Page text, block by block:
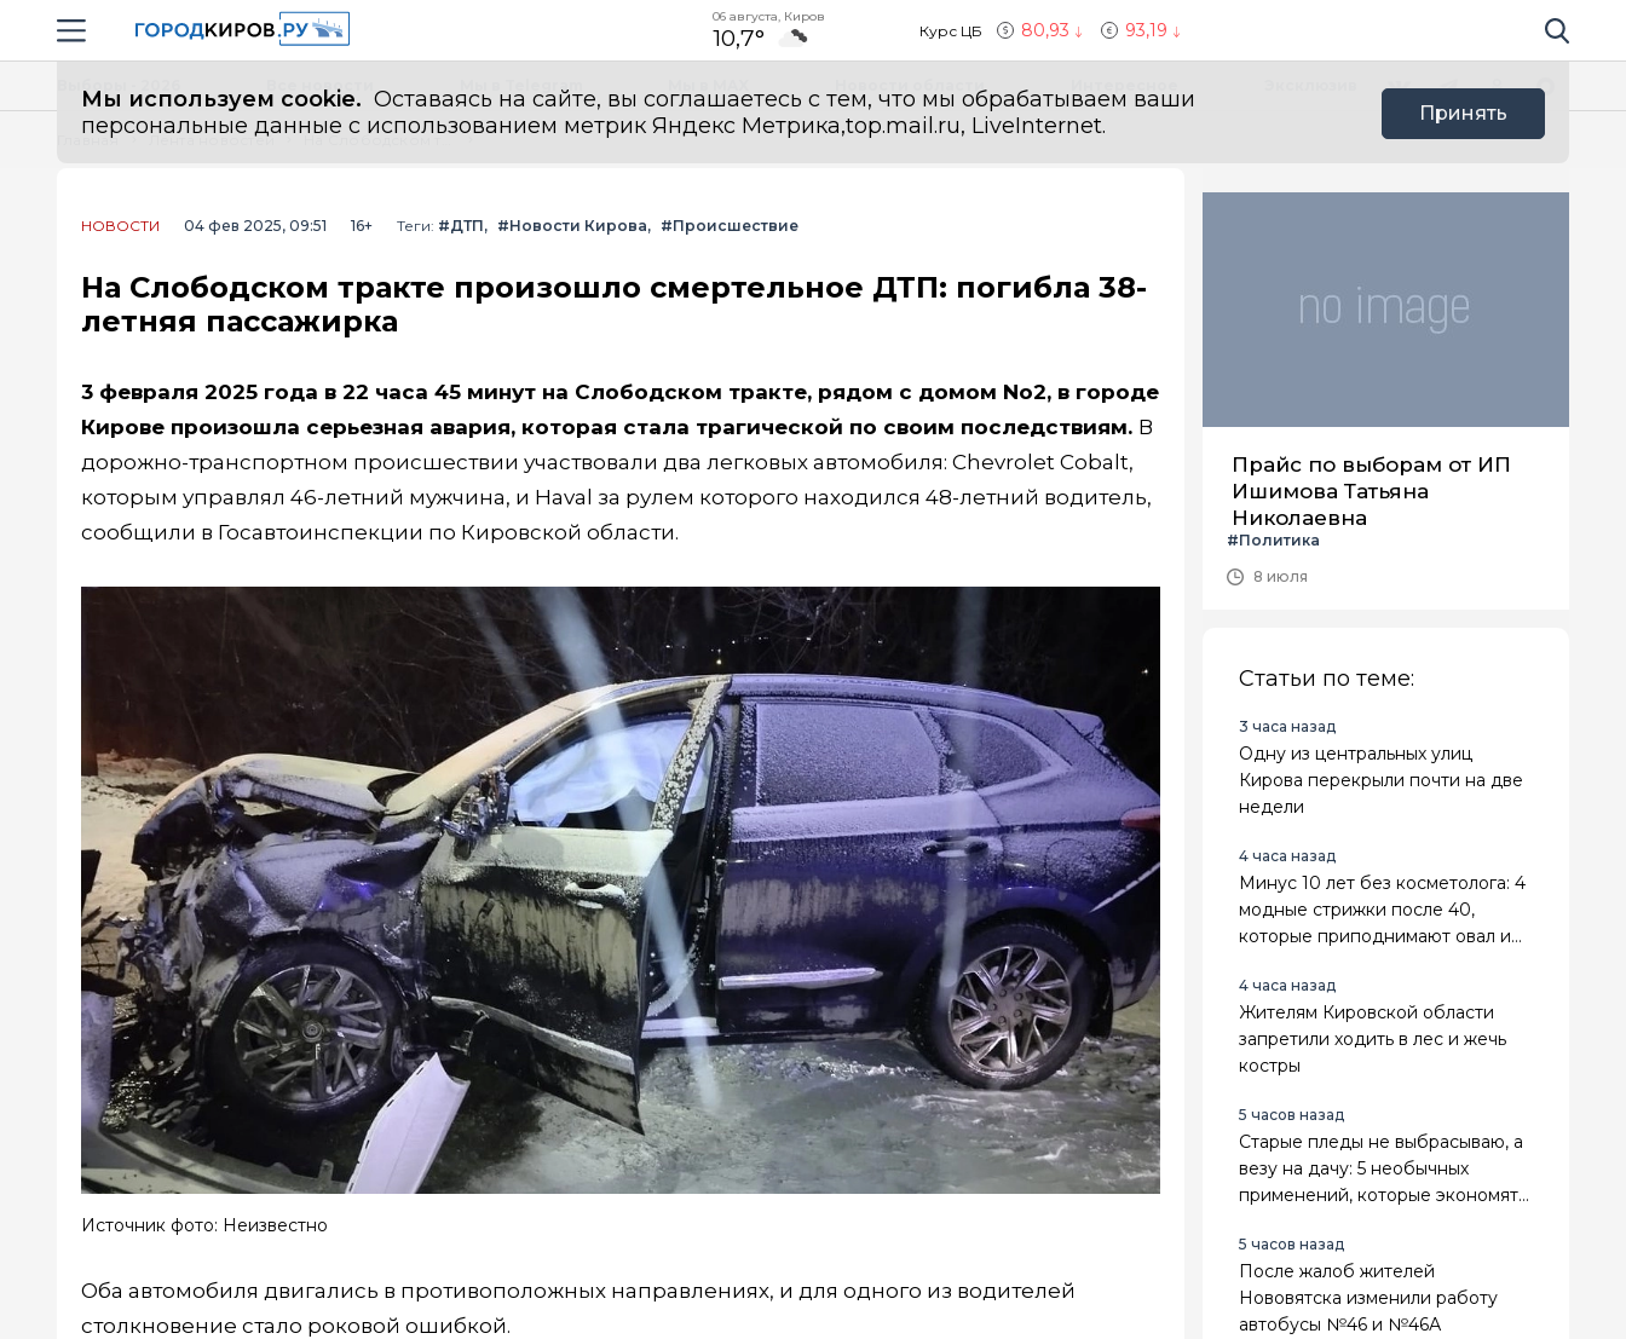
Навигация сайта
06 августа, Киров
10,7° Курс ЦБ 80,93 93,19 Поиск по
Мы используем cookie. Оставаясь на сайте, вы соглашаетесь с тем, что мы обрабатываем ваши
персональные данные с использованием метрик Яндекс Метрика,top.mail.ru, LiveInternet.
Принять
Все новости
Главная Лента новостей
НОВОСТИ 04 фев 2025, 09:51 16+ Теги: #ДТП #Новости Кирова #Происшествие
На Слободском тракте произошло смертельное ДТП: погибла 38-
летняя пассажирка
3 февраля 2025 года в 22 часа 45 минут на Слободском тракте, рядом с домом No2, в городе
Кирове произошла серьезная авария, которая стала трагической по своим последствиям. В
дорожно-транспортном происшествии участвовали два легковых автомобиля: Chevrolet Cobalt,
которым управлял 46-летний мужчина, и Haval за рулем которого находился 48-летний водитель,
сообщили в Госавтоинспекции по Кировской области.
Источник фото: Неизвестно
Оба автомобиля двигались в противоположных направлениях, и для одного из водителей
столкновение стало роковой ошибкой.
Прайс по выборам от ИП
Ишимова Татьяна
Николаевна
#Политика
8 июля
Статьи по теме:
3 часа назад
Одну из центральных улиц
Кирова перекрыли почти на две
недели
4 часа назад
Минус 10 лет без косметолога: 4
модные стрижки после 40,
которые приподнимают овал и
4 часа назад
Жителям Кировской области
запретили ходить в лес и жечь
костры
5 часов назад
Старые пледы не выбрасываю, а
везу на дачу: 5 необычных
применений, которые экономят
5 часов назад
После жалоб жителей
Нововятска изменили работу
автобусы №46 и №46А